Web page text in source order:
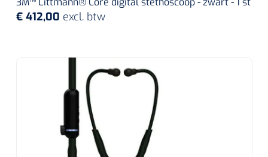
€ 412,00 excl. btw